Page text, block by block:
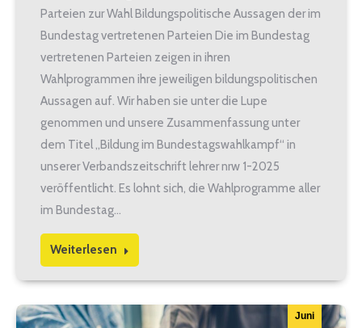
Parteien zur Wahl Bildungspolitische Aussagen der im
Bundestag vertretenen Parteien Die im Bundestag
vertretenen Parteien zeigen in ihren
Wahlprogrammen ihre jeweiligen bildungspolitischen
Aussagen auf. Wir haben sie unter die Lupe
genommen und unsere Zusammenfassung unter
dem Titel „Bildung im Bundestagswahlkampf“ in
unserer Verbandszeitschrift lehrer nrw 1-2025
veröffentlicht. Es lohnt sich, die Wahlprogramme aller
im Bundestag…
Weiterlesen
Juni